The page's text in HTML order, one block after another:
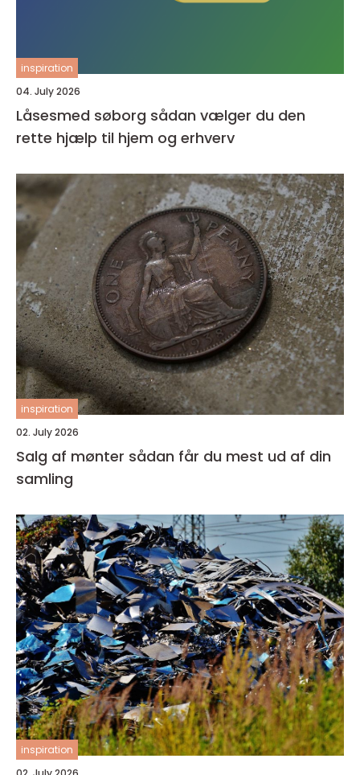
inspiration
04. July 2026
Låsesmed søborg sådan vælger du den
rette hjælp til hjem og erhverv
inspiration
02. July 2026
Salg af mønter sådan får du mest ud af din
samling
inspiration